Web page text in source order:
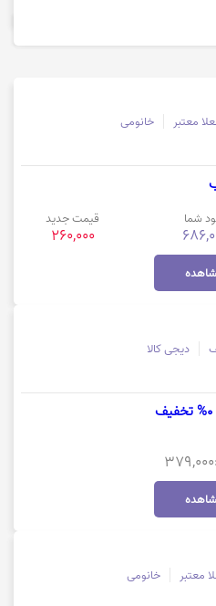
معتبر خانومی
شما قیمت جدید
260,000
دیجی کالا
379,000
معتبر خانومی